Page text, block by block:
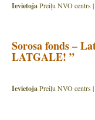
IevietojaPreiļu NVO centrs |
Sorosa fonds –
LATGALE! ”
IevietojaPreiļu NVO centrs |